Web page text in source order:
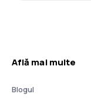
Află mai multe
Blogul